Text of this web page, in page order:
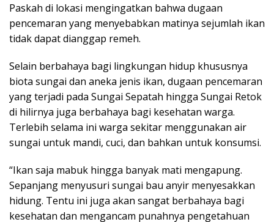
Paskah di lokasi mengingatkan bahwa dugaan
pencemaran yang menyebabkan matinya sejumlah ikan
tidak dapat dianggap remeh.
Selain berbahaya bagi lingkungan hidup khususnya
biota sungai dan aneka jenis ikan, dugaan pencemaran
yang terjadi pada Sungai Sepatah hingga Sungai Retok
di hilirnya juga berbahaya bagi kesehatan warga.
Terlebih selama ini warga sekitar menggunakan air
sungai untuk mandi, cuci, dan bahkan untuk konsumsi.
“Ikan saja mabuk hingga banyak mati mengapung.
Sepanjang menyusuri sungai bau anyir menyesakkan
hidung. Tentu ini juga akan sangat berbahaya bagi
kesehatan dan mengancam punahnya pengetahuan